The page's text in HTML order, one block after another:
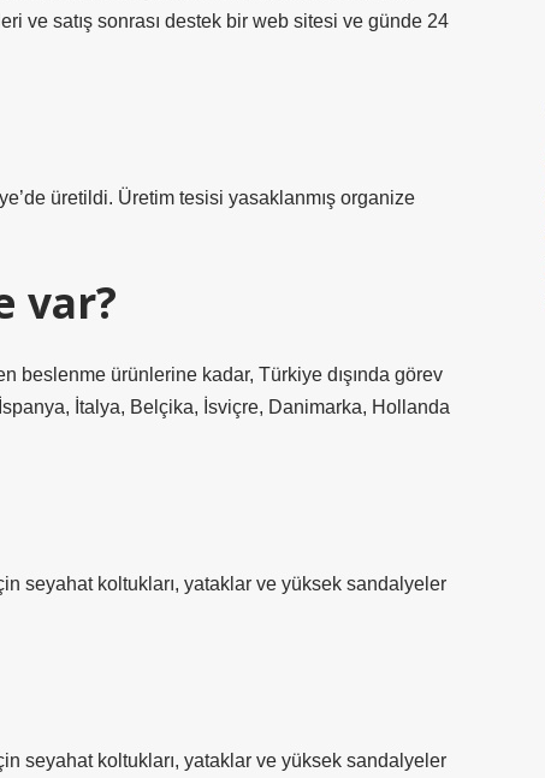
ve satış sonrası destek bir web sitesi ve günde 24
üretildi. Üretim tesisi yasaklanmış organize
var?
beslenme ürünlerine kadar, Türkiye dışında görev
İtalya, Belçika, İsviçre, Danimarka, Hollanda
seyahat koltukları, yataklar ve yüksek sandalyeler
seyahat koltukları, yataklar ve yüksek sandalyeler